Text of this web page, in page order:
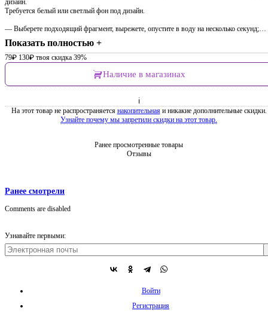
дизайн.
Требуется белый или светлый фон под дизайн.
— Выберете подходящий фрагмент, вырежете, опустите в воду на несколько секунд;…
Показать полностью +
79₽ 130₽ твоя скидка 39%
Наличие в магазинах
ℹ
На этот товар не распространяется накопительнаяи никакие дополнительные скидки.
Узнайте почему мы запретили скидки на этот товар.
Ранее просмотренные товары
Отзывы
Ранее смотрели
Comments are disabled
Узнавайте первыми:
Войти
Регистрация